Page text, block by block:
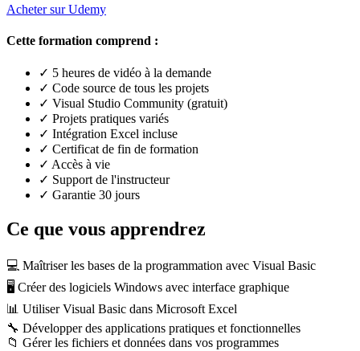
Acheter sur Udemy
Cette formation comprend :
✓ 5 heures de vidéo à la demande
✓ Code source de tous les projets
✓ Visual Studio Community (gratuit)
✓ Projets pratiques variés
✓ Intégration Excel incluse
✓ Certificat de fin de formation
✓ Accès à vie
✓ Support de l'instructeur
✓ Garantie 30 jours
Ce que vous apprendrez
💻 Maîtriser les bases de la programmation avec Visual Basic
🖥️ Créer des logiciels Windows avec interface graphique
📊 Utiliser Visual Basic dans Microsoft Excel
🔧 Développer des applications pratiques et fonctionnelles
📁 Gérer les fichiers et données dans vos programmes